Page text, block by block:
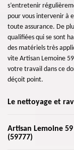
s’entretenir
pour vous intervenir à
toute assurance. De
qualifiées qui se sont
des matériels très
vite Artisan Lemoine
votre travail dans ce
déçoit point.
Le nettoyage et
Le ravalement de
nettoyer les murs
Artisan Lemoine
(59777)